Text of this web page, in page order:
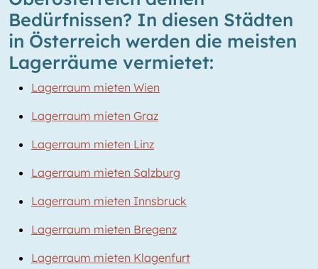
Bedürfnissen? In diesen Städten
in Österreich werden die meisten
Lagerräume vermietet:
Lagerraum mieten Wien
Lagerraum mieten Graz
Lagerraum mieten Linz
Lagerraum mieten Salzburg
Lagerraum mieten Innsbruck
Lagerraum mieten Bregenz
Lagerraum mieten Klagenfurt